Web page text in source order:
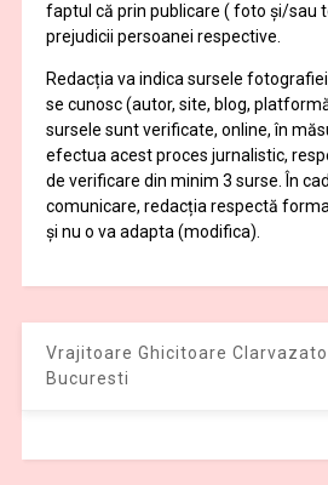
faptul că prin publicare ( foto și/sau
prejudicii persoanei respective.
Redacția va indica sursele
se cunosc (autor, site, blog,
sursele sunt verificate, online, în
efectua acest proces jurnalistic,
de verificare din minim 3 surse. În
comunicare, redacția respectă
și nu o va adapta (modifica).
Vrajitoare Ghicitoare
Bucuresti